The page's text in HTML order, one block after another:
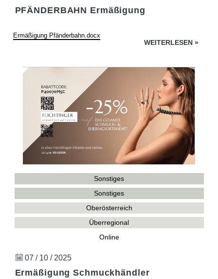
PFÄNDERBAHN Ermäßigung
Ermäßigung Pfänderbahn.docx
WEITERLESEN »
Sonstiges
Sonstiges
Oberösterreich
Überregional
Online
07 / 10 / 2025
Ermäßigung Schmuckhändler